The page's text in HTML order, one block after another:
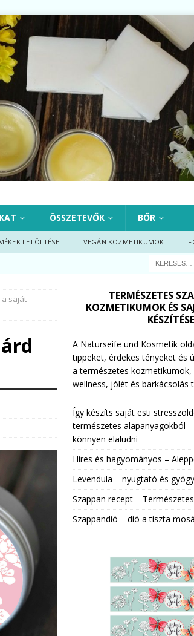
ÖSSZETEVŐK BŐR
LETÖLTÉSE VEGÁN KOZMETIKUMOK
a saját
TERMÉSZETES
KOZMETIKUMOK ÉS
KÉSZÍTÉSE
A Naturseife und Kosmetik
tippeket, érdekes tényeket és
a természetes
wellness, jólét és barkácsolás
Így készíts saját esti
természetes alapanyagokból
könnyen elaludni
Híres és hagyományos –
Levendula – nyugtató és
Szappan recept –
Szappandió – dió a tiszta